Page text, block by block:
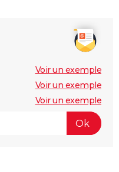
Voir un exemple
Voir un exemple
Voir un exemple